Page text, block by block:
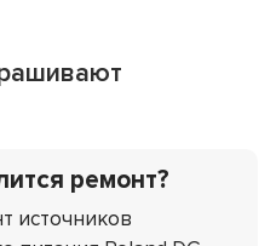
ремонт?
источников